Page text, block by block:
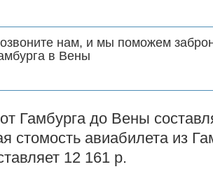
нам, и мы поможем
в Вены
Гамбурга до Вены
стомость авиабилета из
12 161 р.